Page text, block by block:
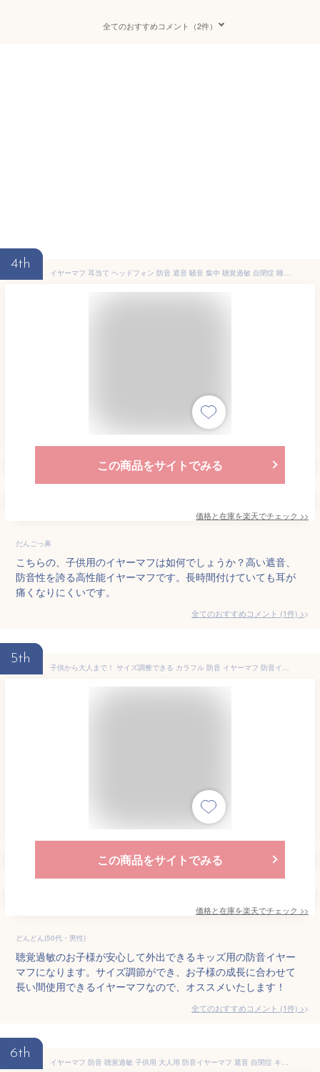
全てのおすすめコメント（2件）
4th
イヤーマフ 耳当て ヘッドフォン 防音 遮音 騒音 集中 聴覚過敏 自閉症 睡眠 安眠 勉強 読書 コンサート 工事現場 子ども用 大人用
この商品をサイトでみる
価格と在庫を楽天でチェック >>
だんごっ鼻
こちらの、子供用のイヤーマフは如何でしょうか？高い遮音、
防音性を誇る高性能イヤーマフです。長時間付けていても耳が
痛くなりにくいです。
全てのおすすめコメント (1件) >
5th
子供から大人まで！ サイズ調整できる カラフル 防音 イヤーマフ 防音イヤーマフ ヘッドホン 耳あて 耳当て 耳栓 大人用 子供用 子ども キッズ 遮音 聴覚過敏 自閉症 騒音 睡眠用 勉強 読書 工場 作業 メール便
この商品をサイトでみる
価格と在庫を楽天でチェック >>
どんどん(50代・男性)
聴覚過敏のお子様が安心して外出できるキッズ用の防音イヤー
マフになります。サイズ調節ができ、お子様の成長に合わせて
長い間使用できるイヤーマフなので、オススメいたします！
全てのおすすめコメント (1件) >
6th
イヤーマフ 防音 聴覚過敏 子供用 大人用 防音イヤーマフ 遮音 自閉症 キッズ 軽量 折りたたみ ノイズカット 耳当て プロテクター 学生用 ヘッドホン型 保護 作業 仕事 勉強 集中 読書 睡眠 安眠 旅行 騒音対策 ノイズキャンセル 軽量 快適 騒音軽減 ヘッドフォン